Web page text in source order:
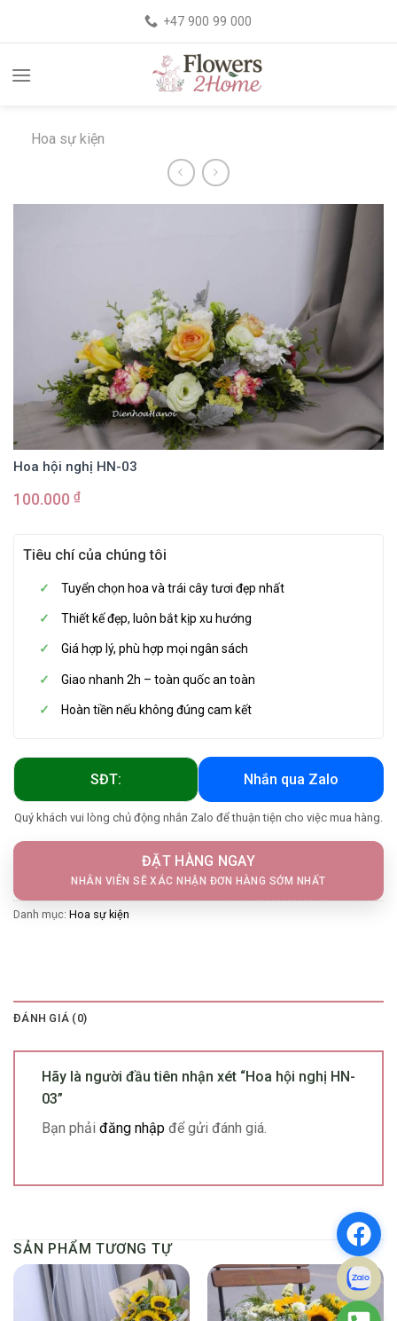
+47 900 99 000
Hoa sự kiện
Hoa hội nghị HN-03
100.000 ₫
Tiêu chí của chúng tôi
Tuyển chọn hoa và trái cây tươi đẹp nhất
Thiết kế đẹp, luôn bắt kịp xu hướng
Giá hợp lý, phù hợp mọi ngân sách
Giao nhanh 2h – toàn quốc an toàn
Hoàn tiền nếu không đúng cam kết
SĐT: Nhắn qua Zalo
Quý khách vui lòng chủ động nhắn Zalo để thuận tiện cho việc mua hàng.
ĐẶT HÀNG NGAY
NHÂN VIÊN SẼ XÁC NHẬN ĐƠN HÀNG SỚM NHẤT
Danh mục: Hoa sự kiện
ĐÁNH GIÁ (0)
Hãy là người đầu tiên nhận xét “Hoa hội nghị HN-
03”
Bạn phải đăng nhập để gửi đánh giá.
SẢN PHẨM TƯƠNG TỰ